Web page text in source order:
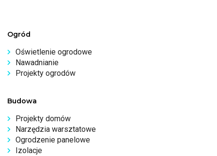
Ogród
Oświetlenie ogrodowe
Nawadnianie
Projekty ogrodów
Budowa
Projekty domów
Narzędzia warsztatowe
Ogrodzenie panelowe
Izolacje